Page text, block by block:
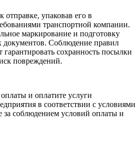
отправке, упаковав его в
транспортной компании.
маркирование и подготовку
документов. Соблюдение правил
сохранность посылки
повреждений.
и оплатите услуги
в соответствии с условиями
за соблюдением условий оплаты и